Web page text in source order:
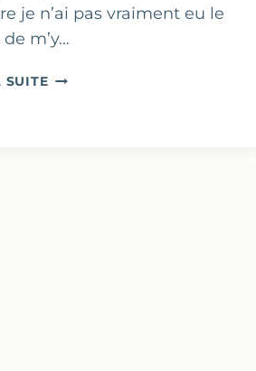
je n’ai pas vraiment eu le
m’y…
SUITETARTE